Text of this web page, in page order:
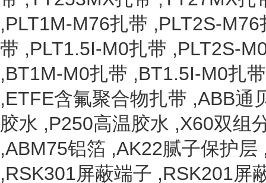
,PLT1M-M76扎带 ,PLT2S-M76
带 ,PLT1.5I-M0扎带 ,PLT2S-
,BT1M-M0扎带 ,BT1.5I-M0扎带
,ETFE含氟聚合物扎带 ,ABB通
胶水 ,P250高温胶水 ,X60双组
,ABM75铝箔 ,AK22腻子保护层
,RSK301屏蔽端子 ,RSK201屏